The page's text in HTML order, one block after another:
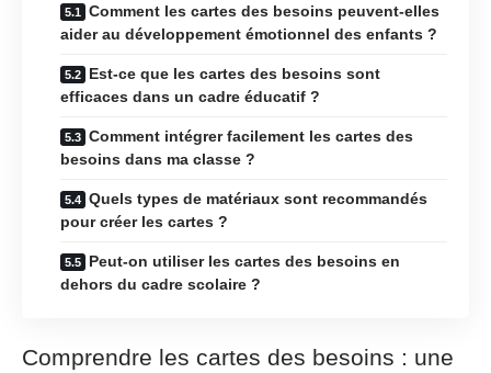
Comment les cartes des besoins peuvent-elles
aider au développement émotionnel des enfants ?
Est-ce que les cartes des besoins sont
efficaces dans un cadre éducatif ?
Comment intégrer facilement les cartes des
besoins dans ma classe ?
Quels types de matériaux sont recommandés
pour créer les cartes ?
Peut-on utiliser les cartes des besoins en
dehors du cadre scolaire ?
Comprendre les cartes des besoins : une